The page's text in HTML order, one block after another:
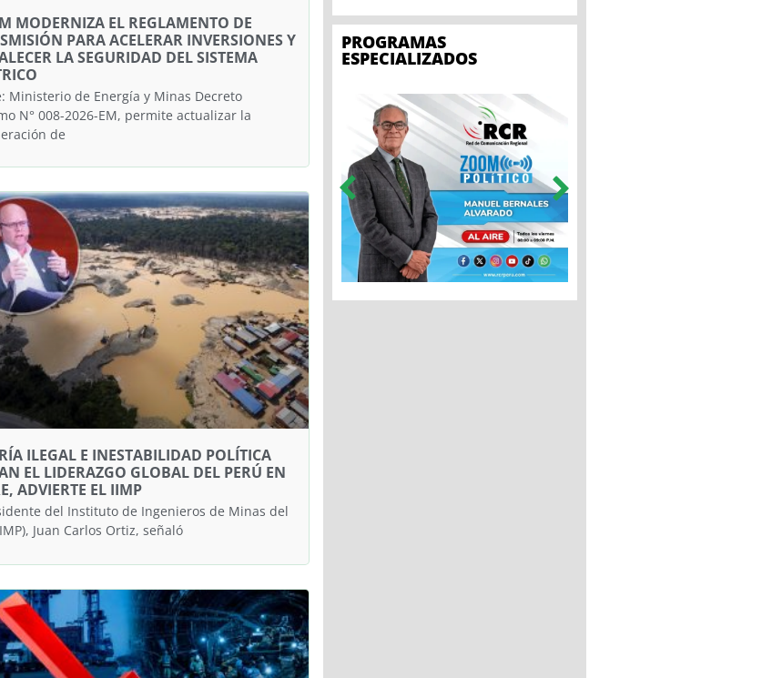
MODERNIZA EL REGLAMENTO DE
PARA ACELERAR INVERSIONES Y
LA SEGURIDAD DEL SISTEMA
Ministerio de Energía y Minas Decreto
N° 008-2026-EM, permite actualizar la
de
ILEGAL E INESTABILIDAD POLÍTICA
EL LIDERAZGO GLOBAL DEL PERÚ EN
ADVIERTE EL IIMP
del Instituto de Ingenieros de Minas del
Juan Carlos Ortiz, señaló
PROGRAMAS
ESPECIALIZADOS